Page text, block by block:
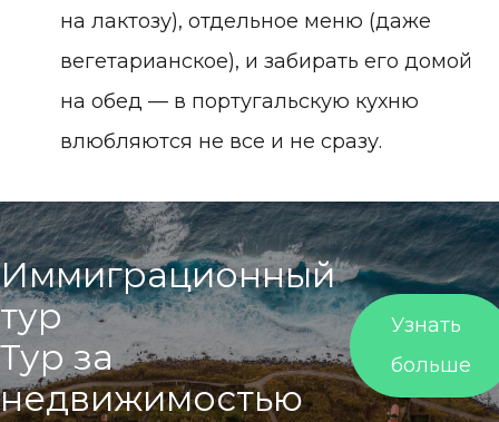
на лактозу), отдельное меню (даже
вегетарианское), и забирать его домой
на обед — в португальскую кухню
влюбляются не все и не сразу.
Иммиграционный
тур
Тур за
недвижимостью
Узнать
больше